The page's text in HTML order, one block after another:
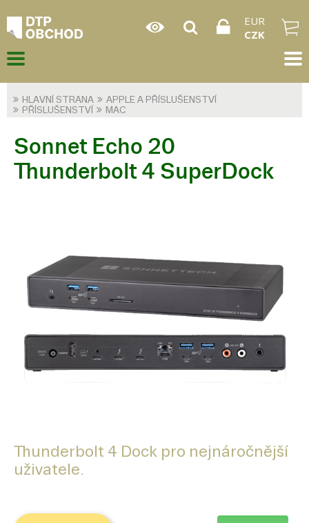
EUR
CZK
HLAVNÍ STRANA
APPLE A PŘÍSLUŠENSTVÍ
PŘÍSLUŠENSTVÍ
MAC
Sonnet Echo 20
Thunderbolt 4 SuperDock
Thunderbolt 4 Dock pro nejnáročnější
uživatele.